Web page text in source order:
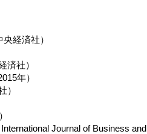
経済社）
済社）
年）
）
Journal of Business and